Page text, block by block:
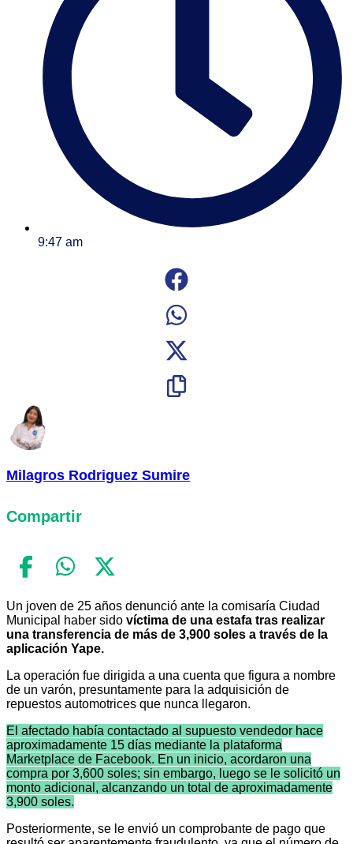
9:47 am
Milagros Rodriguez Sumire
Compartir
Un joven de 25 años denunció ante la comisaría Ciudad
Municipal haber sido víctima de una estafa tras realizar
una transferencia de más de 3,900 soles a través de la
aplicación Yape.
La operación fue dirigida a una cuenta que figura a nombre
de un varón, presuntamente para la adquisición de
repuestos automotrices que nunca llegaron.
El afectado había contactado al supuesto vendedor hace
aproximadamente 15 días mediante la plataforma
Marketplace de Facebook. En un inicio, acordaron una
compra por 3,600 soles; sin embargo, luego se le solicitó un
monto adicional, alcanzando un total de aproximadamente
3,900 soles.
Posteriormente, se le envió un comprobante de pago que